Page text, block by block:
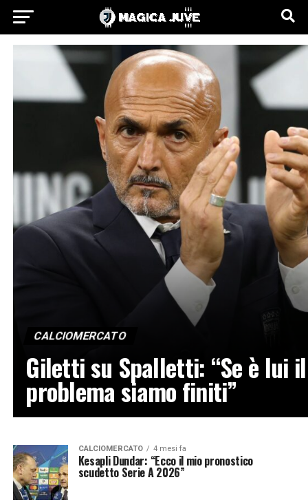
CALCIOMERCATO
Giletti su Spalletti: “Se è lui il
problema siamo finiti”
CALCIOMERCATO 4 mesi fa
Kesapli Dundar: “Ecco il mio pronostico
scudetto Serie A 2026”